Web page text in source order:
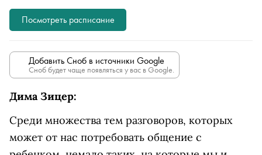
Посмотреть расписание
Добавить Сноб в источники Google
Сноб будет чаще появляться у вас в Google.
Дима Зицер:
Среди множества тем разговоров, которых
может от нас потребовать общение с